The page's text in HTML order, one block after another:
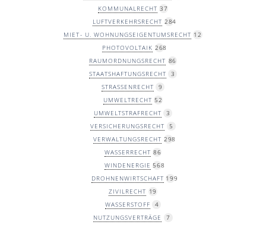
KOMMUNALRECHT 37
LUFTVERKEHRSRECHT 284
MIET- U. WOHNUNGSEIGENTUMSRECHT 12
PHOTOVOLTAIK 268
RAUMORDNUNGSRECHT 86
STAATSHAFTUNGSRECHT
3
STRASSENRECHT
9
UMWELTRECHT 52
UMWELTSTRAFRECHT
3
VERSICHERUNGSRECHT
5
VERWALTUNGSRECHT 298
WASSERRECHT 86
WINDENERGIE 568
DROHNENWIRTSCHAFT 199
ZIVILRECHT 19
WASSERSTOFF
4
NUTZUNGSVERTRÄGE
7